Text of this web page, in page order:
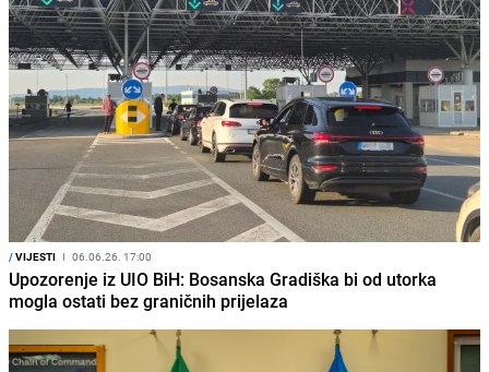
/VIJESTI I 06.06.26. 17:00
Upozorenje iz UIO BiH: Bosanska Gradiška bi od utorka
mogla ostati bez graničnih prijelaza